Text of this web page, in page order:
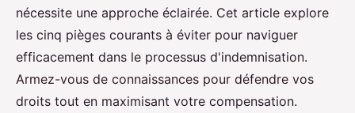
nécessite une approche éclairée. Cet article explore
les cinq pièges courants à éviter pour naviguer
efficacement dans le processus d'indemnisation.
Armez-vous de connaissances pour défendre vos
droits tout en maximisant votre compensation.